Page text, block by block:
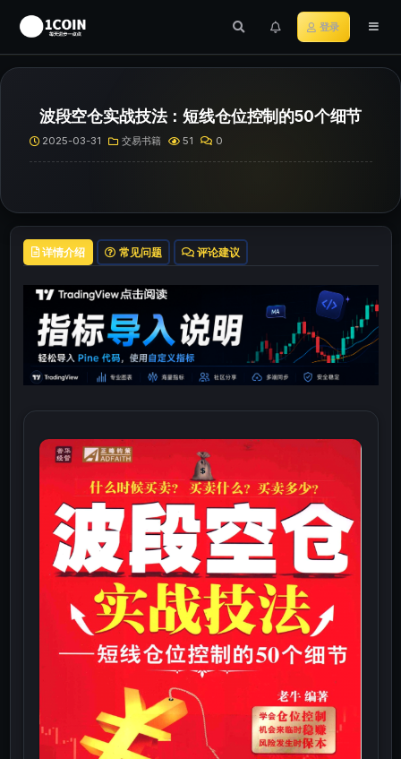
登录
波段空仓实战技法：短线仓位控制的50个细节
2025-03-31 交易书籍 51 0
详情介绍 常见问题 评论建议